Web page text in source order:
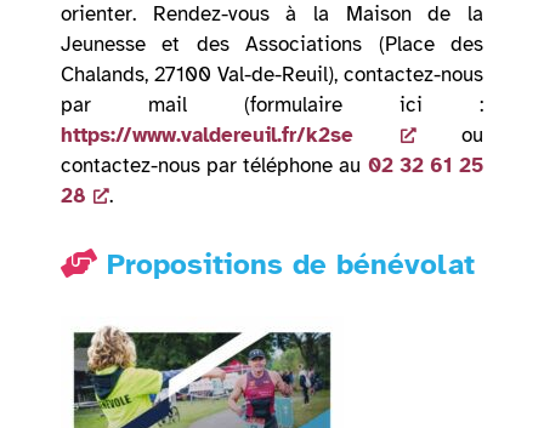
orienter. Rendez-vous à la Maison de la
Jeunesse et des Associations (Place des
Chalands, 27100 Val-de-Reuil), contactez-nous
par mail (formulaire ici :
https://www.valdereuil.fr/k2se
ou
contactez-nous par téléphone au 02 32 61 25
28
.
Propositions de bénévolat